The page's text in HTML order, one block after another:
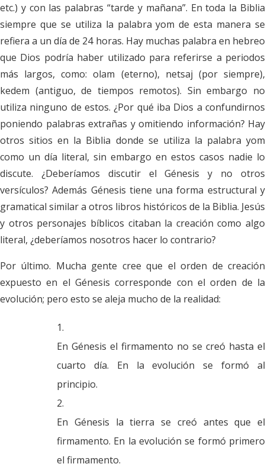
etc.) y con las palabras “tarde y mañana”. En toda la Biblia
siempre que se utiliza la palabrayom de esta manera se
refiera a un día de 24 horas. Hay muchas palabra en hebreo
que Dios podría haber utilizado para referirse a periodos
más largos, como: olam (eterno), netsaj (por siempre),
kedem (antiguo, de tiempos remotos). Sin embargo no
utiliza ninguno de estos. ¿Por qué iba Dios a confundirnos
poniendo palabras extrañas y omitiendo información? Hay
otros sitios en la Biblia donde se utiliza la palabra yom
como un día literal, sin embargo en estos casos nadie lo
discute. ¿Deberíamos discutir el Génesis y no otros
versículos? Además Génesis tiene una forma estructural y
gramatical similar a otros libros históricos de la Biblia. Jesús
y otros personajes bíblicos citaban la creación como algo
literal, ¿deberíamos nosotros hacer lo contrario?
Por último. Mucha gente cree que el orden de creación
expuesto en el Génesis corresponde con el orden de la
evolución; pero esto se aleja mucho de la realidad:
En Génesis el firmamento no se creó hasta el
cuarto día. En la evolución se formó al
principio.
En Génesis la tierra se creó antes que el
firmamento. En la evolución se formó primero
el firmamento.